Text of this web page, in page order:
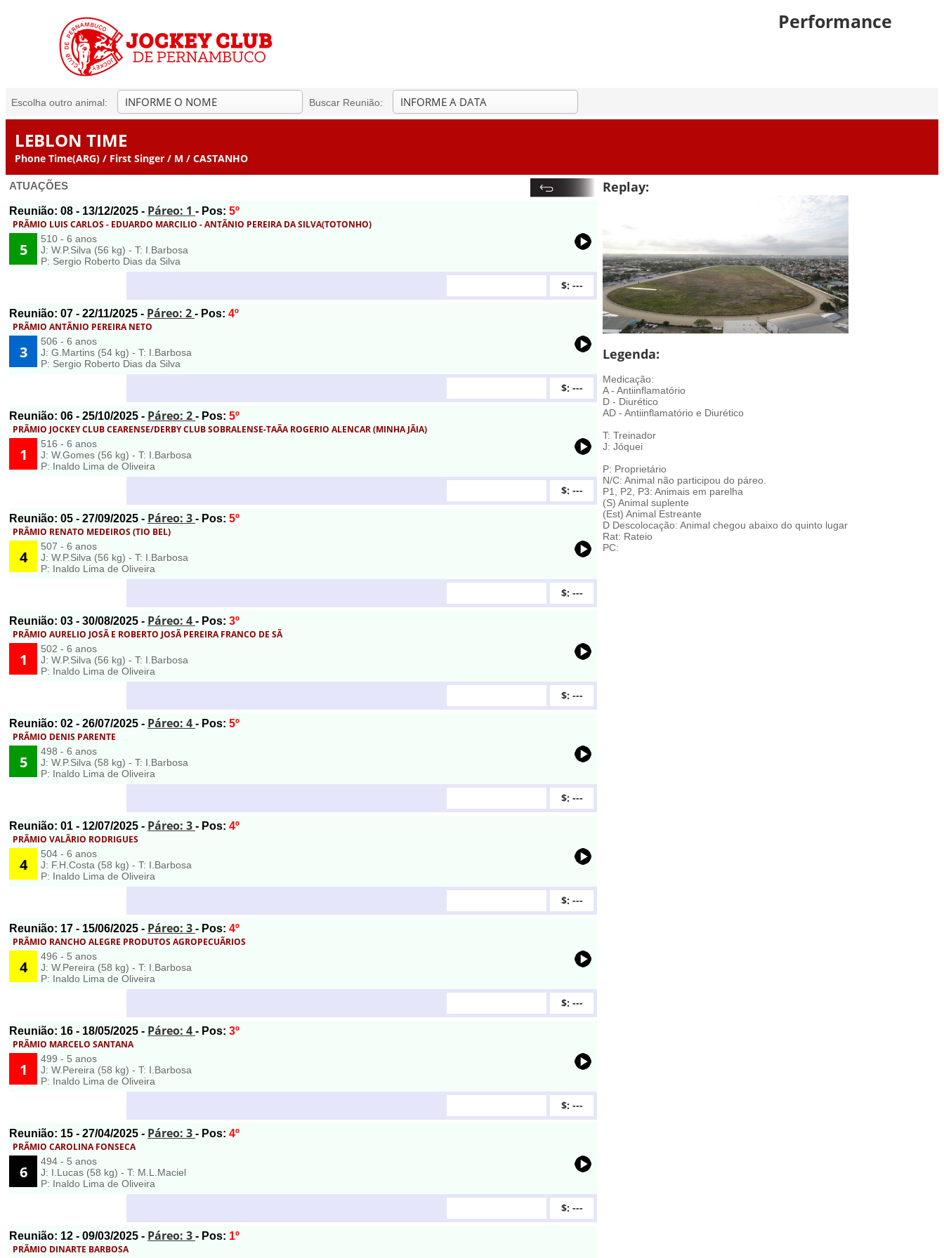
Performance
Escolha outro animal: Buscar Reunião:
LEBLON TIME
Phone Time(ARG) / First Singer / M / CASTANHO
ATUAÇÕES
Reunião: 08 - 13/12/2025 - Páreo: 1 - Pos: 5º
PRÃMIO LUIS CARLOS - EDUARDO MARCILIO - ANTÃNIO PEREIRA DA SILVA(TOTONHO)
5
510 - 6 anos
J: W.P.Silva (56 kg) - T: I.Barbosa
P: Sergio Roberto Dias da Silva
$: ---
Reunião: 07 - 22/11/2025 - Páreo: 2 - Pos: 4º
PRÃMIO ANTÃNIO PEREIRA NETO
3
506 - 6 anos
J: G.Martins (54 kg) - T: I.Barbosa
P: Sergio Roberto Dias da Silva
$: ---
Reunião: 06 - 25/10/2025 - Páreo: 2 - Pos: 5º
PRÃMIO JOCKEY CLUB CEARENSE/DERBY CLUB SOBRALENSE-TAÃA ROGERIO ALENCAR (MINHA JÃIA)
1
516 - 6 anos
J: W.Gomes (56 kg) - T: I.Barbosa
P: Inaldo Lima de Oliveira
$: ---
Reunião: 05 - 27/09/2025 - Páreo: 3 - Pos: 5º
PRÃMIO RENATO MEDEIROS (TIO BEL)
4
507 - 6 anos
J: W.P.Silva (56 kg) - T: I.Barbosa
P: Inaldo Lima de Oliveira
$: ---
Reunião: 03 - 30/08/2025 - Páreo: 4 - Pos: 3º
PRÃMIO AURELIO JOSÃ E ROBERTO JOSÃ PEREIRA FRANCO DE SÃ
1
502 - 6 anos
J: W.P.Silva (56 kg) - T: I.Barbosa
P: Inaldo Lima de Oliveira
$: ---
Reunião: 02 - 26/07/2025 - Páreo: 4 - Pos: 5º
PRÃMIO DENIS PARENTE
5
498 - 6 anos
J: W.P.Silva (58 kg) - T: I.Barbosa
P: Inaldo Lima de Oliveira
$: ---
Reunião: 01 - 12/07/2025 - Páreo: 3 - Pos: 4º
PRÃMIO VALÃRIO RODRIGUES
4
504 - 6 anos
J: F.H.Costa (58 kg) - T: I.Barbosa
P: Inaldo Lima de Oliveira
$: ---
Reunião: 17 - 15/06/2025 - Páreo: 3 - Pos: 4º
PRÃMIO RANCHO ALEGRE PRODUTOS AGROPECUÃRIOS
4
496 - 5 anos
J: W.Pereira (58 kg) - T: I.Barbosa
P: Inaldo Lima de Oliveira
$: ---
Reunião: 16 - 18/05/2025 - Páreo: 4 - Pos: 3º
PRÃMIO MARCELO SANTANA
1
499 - 5 anos
J: W.Pereira (58 kg) - T: I.Barbosa
P: Inaldo Lima de Oliveira
$: ---
Reunião: 15 - 27/04/2025 - Páreo: 3 - Pos: 4º
PRÃMIO CAROLINA FONSECA
6
494 - 5 anos
J: I.Lucas (58 kg) - T: M.L.Maciel
P: Inaldo Lima de Oliveira
$: ---
Reunião: 12 - 09/03/2025 - Páreo: 3 - Pos: 1º
PRÃMIO DINARTE BARBOSA
Replay:
Legenda:
Medicação:
A - Antiinflamatório
D - Diurético
AD - Antiinflamatório e Diurético
T: Treinador
J: Jóquei
P: Proprietário
N/C: Animal não participou do páreo.
P1, P2, P3: Animais em parelha
(S) Animal suplente
(Est) Animal Estreante
D Descolocação: Animal chegou abaixo do quinto lugar
Rat: Rateio
PC: